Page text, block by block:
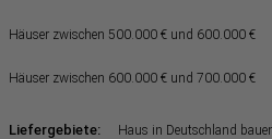
Häuser zwischen 500.000 € und 600.000 €
Häuser zwischen 600.000 € und 700.000 €
Liefergebiete: Haus in Deutschland